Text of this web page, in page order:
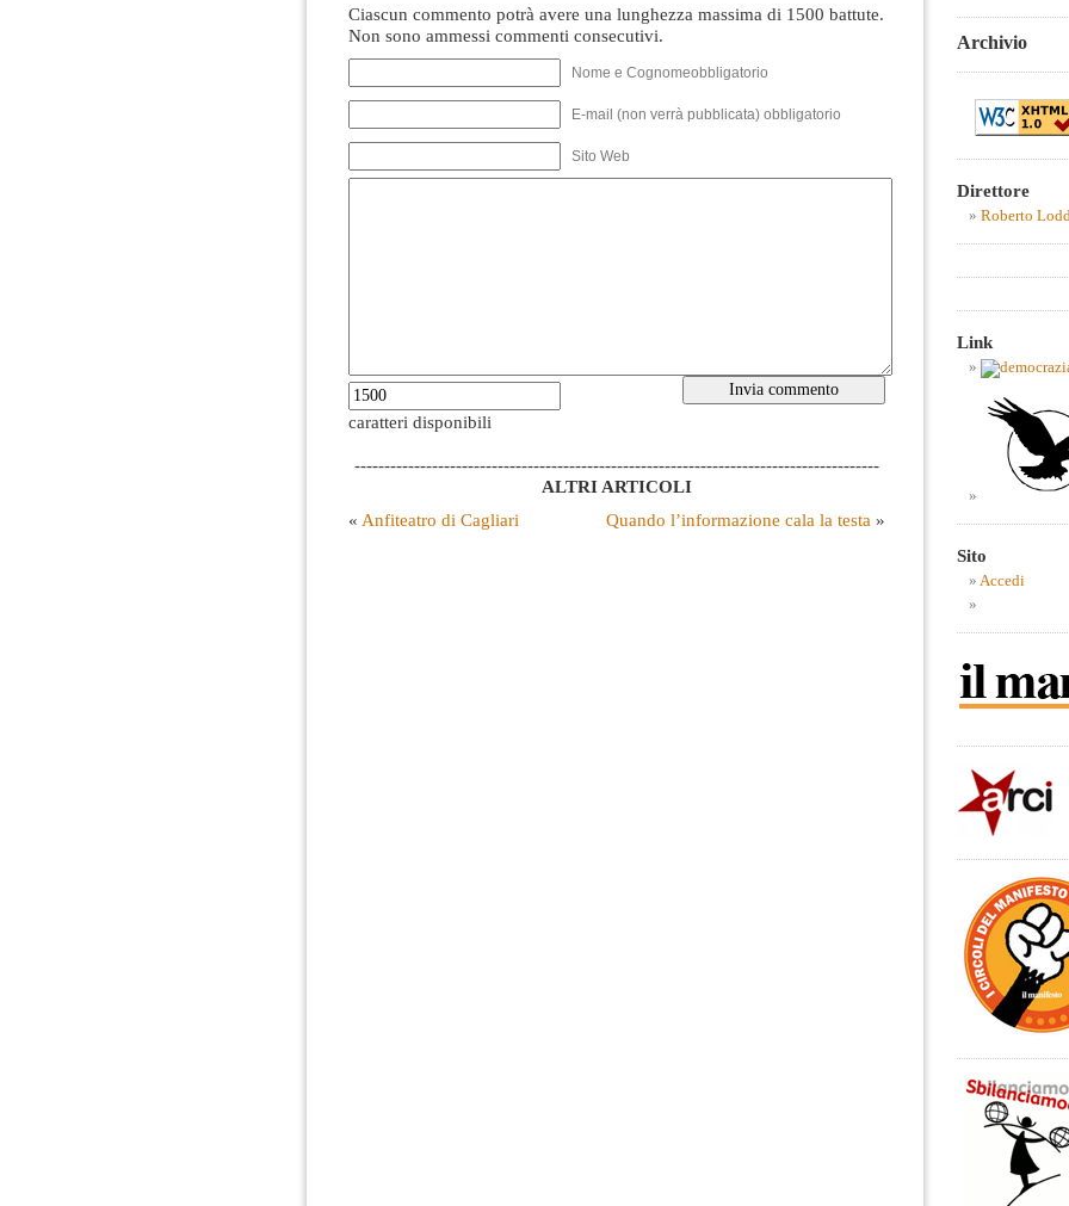
Ciascun commento potrà avere una lunghezza massima di 1500 battute.
Non sono ammessi commenti consecutivi.
Nome e Cognomeobbligatorio
E-mail (non verrà pubblicata) obbligatorio
Sito Web
caratteri disponibili
----------------------------------------------------------------------------------------
ALTRI ARTICOLI
« Anfiteatro di Cagliari Quando l’informazione cala la testa »
Archivio
Direttore
Roberto
Link
Sito
Accedi